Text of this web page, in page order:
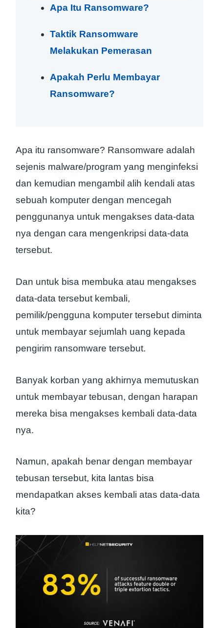
Apa Itu Ransomware?
Taktik Ransomware
Melakukan Pemerasan
Apakah Perlu Membayar
Ransomware?
Apa itu ransomware? Ransomware adalah
sejenis malware/program yang menginfeksi
dan kemudian mengambil alih kendali atas
sebuah komputer dengan mencegah
penggunanya untuk mengakses data-data
nya dengan cara mengenkripsi data-data
tersebut.
Dan untuk bisa membuka atau mengakses
data-data tersebut kembali,
pemilik/pengguna komputer tersebut diminta
untuk membayar sejumlah uang kepada
pengirim ransomware tersebut.
Banyak korban yang akhirnya memutuskan
untuk membayar tebusan, dengan harapan
mereka bisa mengakses kembali data-data
nya.
Namun, apakah benar dengan membayar
tebusan tersebut, kita lantas bisa
mendapatkan akses kembali atas data-data
kita?